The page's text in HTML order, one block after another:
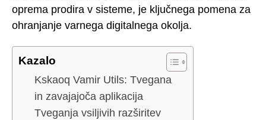
oprema prodira v sisteme, je ključnega pomena za
ohranjanje varnega digitalnega okolja.
Kazalo
Kskaoq Vamir Utils: Tvegana
in zavajajoča aplikacija
Tveganja vsiljivih razširitev